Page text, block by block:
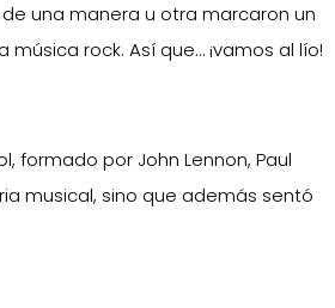
una manera u otra marcaron un
rock. Así que… ¡vamos al lío!
formado por John Lennon, Paul
musical, sino que además sentó